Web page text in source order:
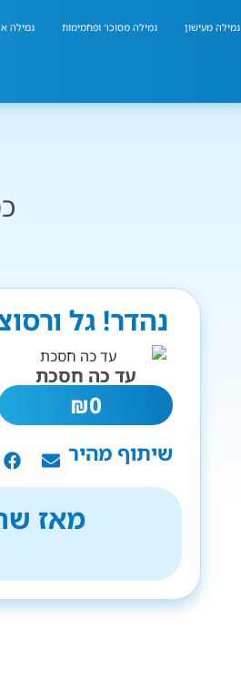
גמילה מעישון גמילה מסוכר ופחמימות גמילה
נהדר! גל
עד כה חסכת
0
₪
שיתוף מהיר
מאז